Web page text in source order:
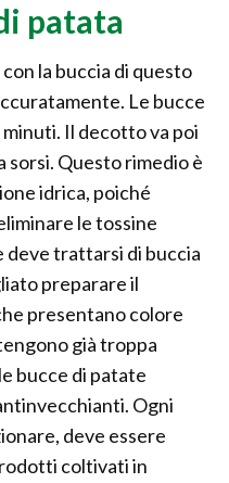
patata
la buccia di questo
Le bucce
Il decotto va poi
Questo rimedio è
idrica, poiché
le tossine
deve trattarsi di buccia
preparare il
presentano colore
già troppa
bucce di patate
Ogni
deve essere
coltivati in